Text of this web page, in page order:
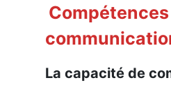
La capacité de